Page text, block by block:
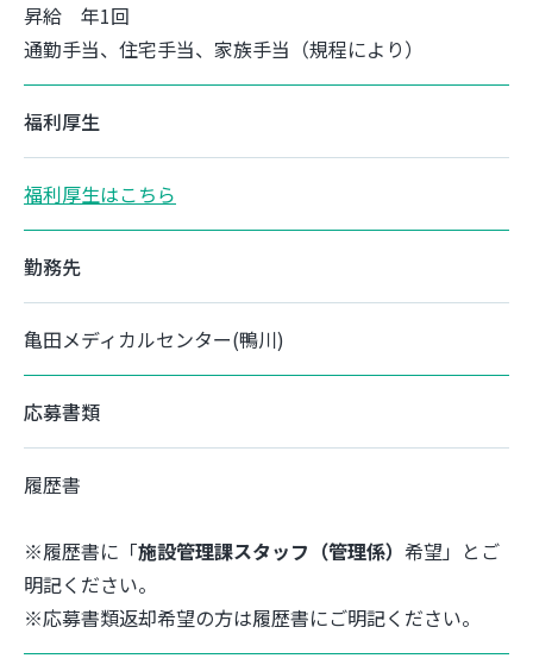
昇給 年1回
通勤手当、住宅手当、家族手当（規程により）
福利厚生
福利厚生はこちら
勤務先
亀田メディカルセンター(鴨川)
応募書類
履歴書
※履歴書に「施設管理課スタッフ（管理係） 希望」とご
明記ください。
※応募書類返却希望の方は履歴書にご明記ください。